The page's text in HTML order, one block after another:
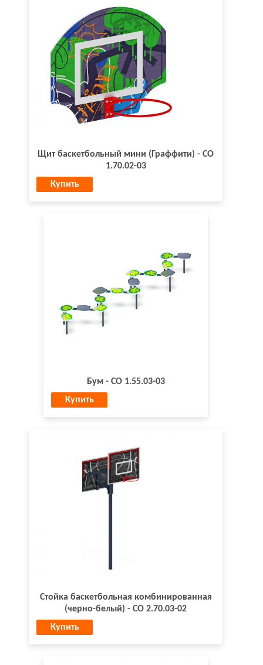
Щит баскетбольный мини (Граффити) - СО
1.70.02-03
Купить
Бум - СО 1.55.03-03
Купить
Стойка баскетбольная комбинированная
(черно-белый) - СО 2.70.03-02
Купить